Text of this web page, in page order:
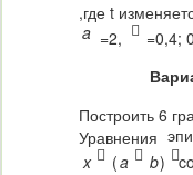
,где t
a =2,  =0,4;
Построить 6
Уравнения
)
(
b
a
x


